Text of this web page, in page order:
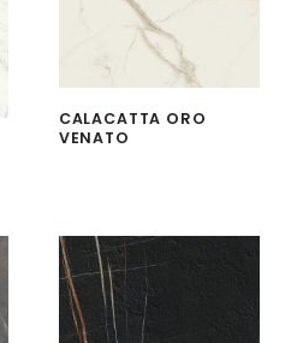
CALACATTA ORO
VENATO